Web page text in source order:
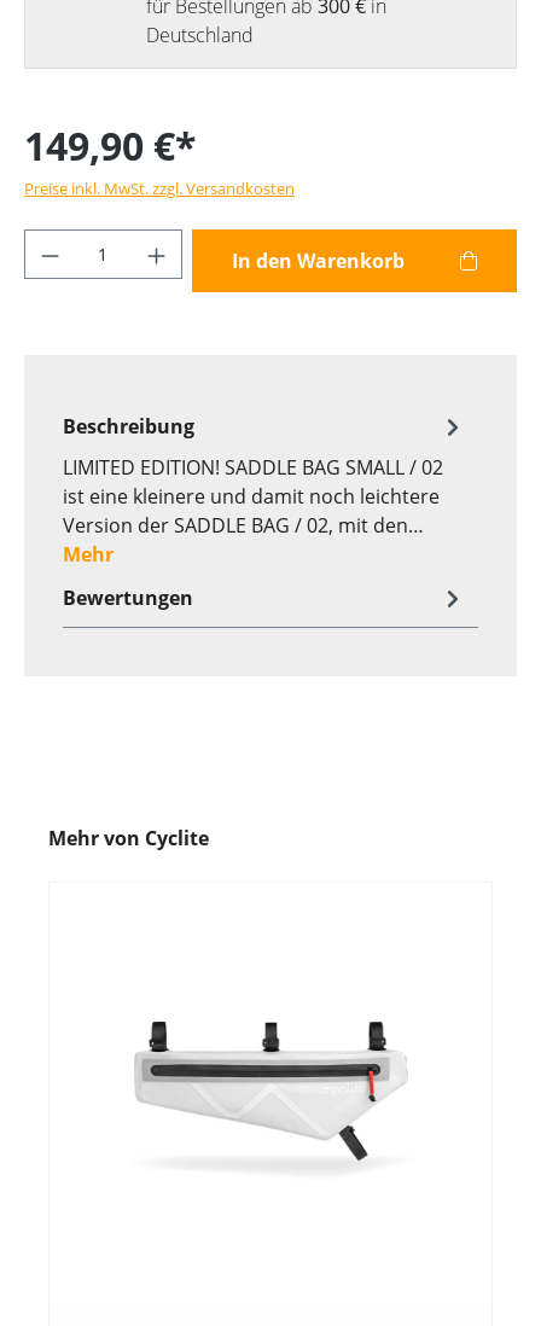
für Bestellungen ab 300 € in
Deutschland
149,90 €*
Preise inkl. MwSt. zzgl. Versandkosten
Produkt Anzahl: Gib den gewünschten
In den Warenkorb
Beschreibung
LIMITED EDITION! SADDLE BAG SMALL / 02
ist eine kleinere und damit noch leichtere
Version der SADDLE BAG / 02, mit den…
Mehr
Bewertungen
Mehr von Cyclite